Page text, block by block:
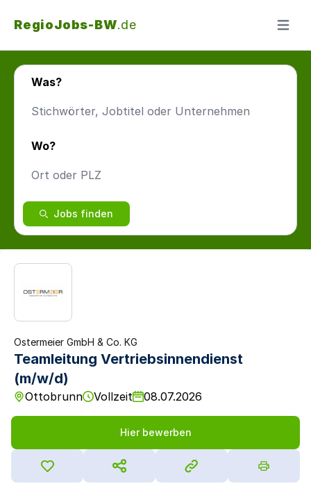
RegioJobs-BW.de Menü
Was?
Wo?
Jobs finden
Ostermeier GmbH & Co. KG
Teamleitung Vertriebsinnendienst
(m/w/d)
Ottobrunn Vollzeit 08.07.2026
Hier bewerben